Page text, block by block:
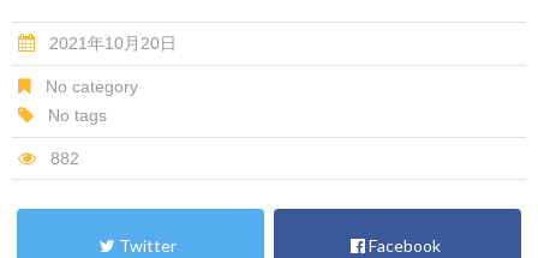
2021年10月20日
No category
No tags
882
Twitter Facebook